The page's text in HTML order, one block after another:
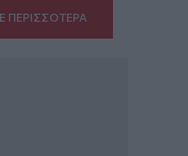
ΠΕΡΙΣΣΟΤΕΡΑ